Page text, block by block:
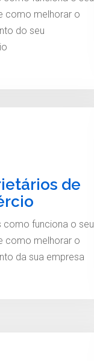
como melhorar o
do seu
de
como funciona o seu
como melhorar o
da sua empresa